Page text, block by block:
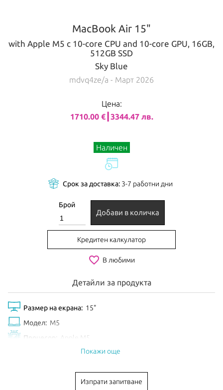
MacBook Air 15"
with Apple M5 с 10-core CPU and 10-core GPU, 16GB,
512GB SSD
Sky Blue
mdvq4ze/a - Март 2026
Цена:
1710.00 €┃3344.47 лв.
Наличен
Срок за доставка:3-7 работни дни
Брой
Добави в количка
Кредитен калкулатор
favorite_border В любими
Детайли за продукта
Размер на екрана: 15"
Модел: M5
Процесор:
Apple M5
10-core GPU
Покажи още
Изпрати запитване